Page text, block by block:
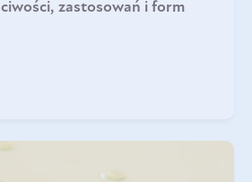
zastosowań i form